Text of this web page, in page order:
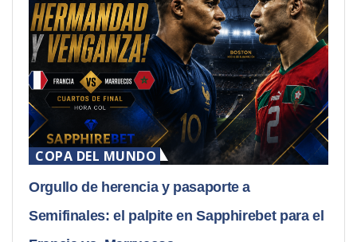
COPA DEL MUNDO
Orgullo de herencia y pasaporte a
Semifinales: el palpite en Sapphirebet para el